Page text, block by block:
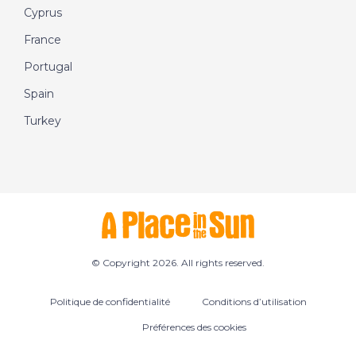
entre les vendeurs et les acheteurs.
Cyprus
France
Portugal
Spain
Turkey
© Copyright 2026. All rights reserved.
Politique de confidentialité Conditions d’utilisation
Préférences des cookies